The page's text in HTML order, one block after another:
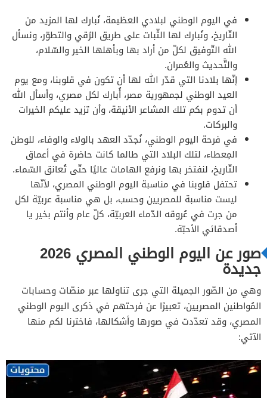
في اليوم الوطني لبلادي العظيمة، نُبارك لها المزيد من
التّاريخ، ونُبارك لها الثّبات على طريق الرُقي والتطوّر، ونسأل
الله التّوفيق لكلّ من أراد بها وبأهلها الخير والسّلام،
والتَّحديث والعُمران.
إنّها بلادنا التي قدّر الله لها أن تكون في قلوبنا، ومع يوم
العيد الوطني لجمهورية مصر، أُبارك لكل مصري، وأسأل الله
أن تدوم بكم تلك المشاعر الأنيقة، وأن تزيد عليكم الخيرات
والبركات.
في فرحة اليوم الوطني، نُجدّد العهد بالولاء والوفاء، للوطن
المِعطاء، لتلك البلاد التي طالما كانت حاضرة في أعماق
التّاريخ، لنفتخر بها ونرفع الهامات عاليًا حتّى تُعانق السّماء.
تحتفل قلوبنا في مناسبة اليوم الوطني المصري، لأنّها
ليست مناسبة للمصريين وحسب، بل هي مناسبة عربيّة لكل
من جرت في عُروقه الدّماء العربيّة، كلّ عام وأنتم بخير يا
أصدقائي الأحبّة.
صور عن اليوم الوطني المصري 2026
جديدة
وهي من الصّور الجميلة التي جرى تناولها عبر منصّات وحسابات
المُواطنين المصريين، تعبيرًا عن فرحتهم في ذكرى اليوم الوطني
المصري، وقد تعدّدت في صورها وأشكالها، فاخترنا لكم منها
الآتي: